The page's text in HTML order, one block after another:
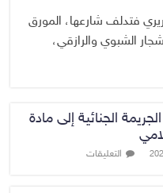
فتدلف شارعها، المورق
الشبوي والرازقي،
الجنائية إلى مادة
التعليقات